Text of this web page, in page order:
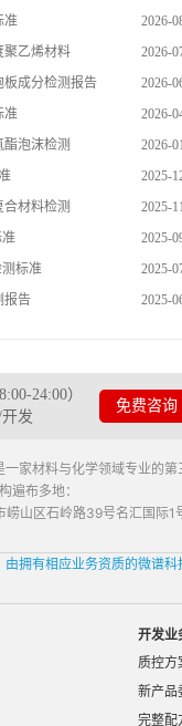
准 2026-
聚乙烯材料 2026-
板成分检测报告 2026-
准 2026-
泡沫检测 2026-
2025-
材料检测 2025-
2025-
标准 2025-
报告 2025-
24:00）
发
免费咨询
材料与化学领域专业的
遍布多地：
崂山区石岭路39号名汇国际1
有相应业务资质的微谱
开发业
质控方
新产品
完整配